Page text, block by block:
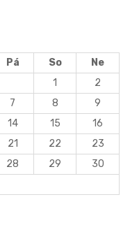
Pá So
Ne
1
2
7 8
9
14 15
16
21 22
23
28 29
30